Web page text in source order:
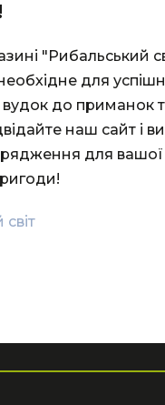
"Рибальський
для
вудок до приманок
наш сайт і
для вашої